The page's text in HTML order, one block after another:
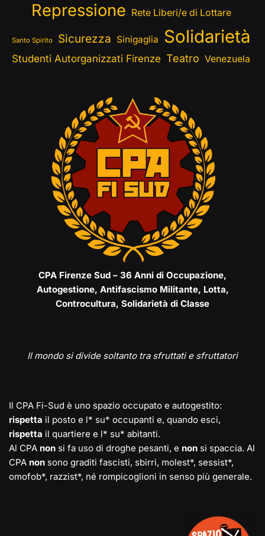
Repressione Rete Liberi/e di Lottare
Santo Spirito Sicurezza Sinigaglia Solidarietà
Studenti Autorganizzati Firenze Teatro Venezuela
CPA Firenze Sud – 36 Anni di Occupazione,
Autogestione, Antifascismo Militante, Lotta,
Controcultura, Solidarietà di Classe
Il mondo si divide soltanto tra sfruttati e sfruttatori
Il CPA Fi-Sud è uno spazio occupato e autogestito:
rispetta il posto e l* su* occupanti e, quando esci,
rispetta il quartiere e l* su* abitanti.
Al CPA non si fa uso di droghe pesanti, e non si spaccia. Al
CPA non sono graditi fascisti, sbirri, molest*, sessist*,
omofob*, razzist*, né rompicoglioni in senso più generale.